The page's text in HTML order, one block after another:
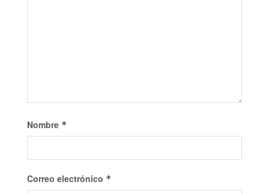
Nombre *
Correo electrónico *